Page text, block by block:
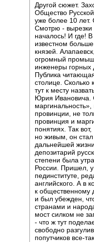
Другой сюжет.
Общество
уже более 10 лет.
Смотрю - вырезки
началось! И где!
известном
князей.
огромный
инженеры горных
Публика
столице. Сколько
тут к месту
Юрия Ивановича.
провинции, не
провинция и
понятиях. Так
но живым, он стал
дальнейшей
депозитарий
степени была
России. Пришел,
пединституте,
английского. А в
к общественному
и был убежден,
странами и
мост силком не
- что ж тут
свободно
попутчиков все-